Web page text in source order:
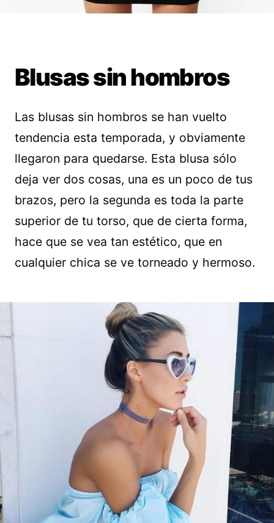
Blusas sin hombros
Las blusas sin hombros se han vuelto
tendencia esta temporada, y obviamente
llegaron para quedarse. Esta blusa sólo
deja ver dos cosas, una es un poco de tus
brazos, pero la segunda es toda la parte
superior de tu torso, que de cierta forma,
hace que se vea tan estético, que en
cualquier chica se ve torneado y hermoso.